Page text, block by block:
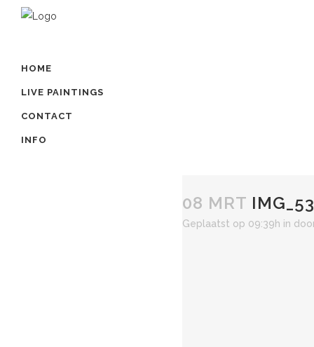
HOME
LIVE PAINTINGS
CONTACT
INFO
08 MRT
Geplaatst op 09:39h in